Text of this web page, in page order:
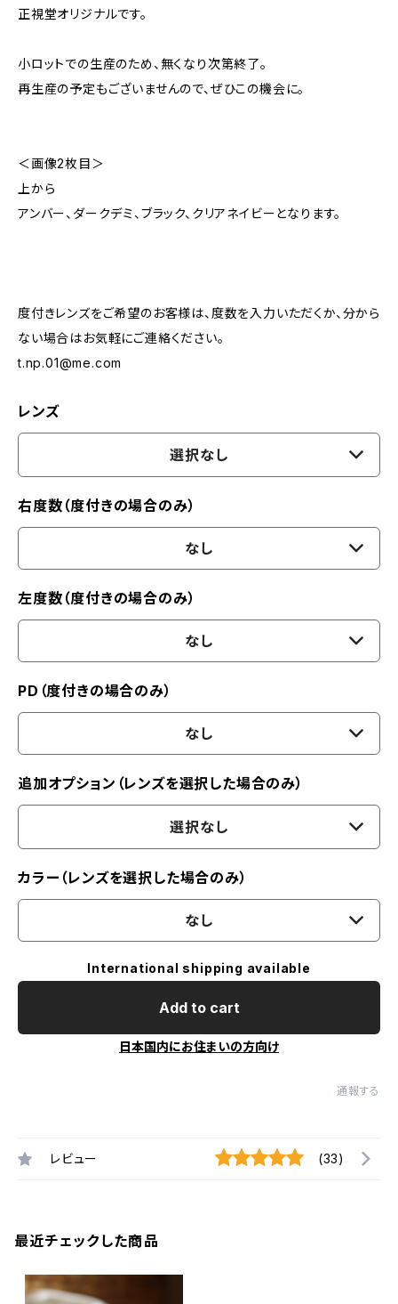
正視堂オリジナルです。
小ロットでの生産のため、無くなり次第終了。
再生産の予定もございませんので、ぜひこの機会に。
＜画像2枚目＞
上から
アンバー、ダークデミ、ブラック、クリアネイビーとなります。
度付きレンズをご希望のお客様は、度数を入力いただくか、分から
ない場合はお気軽にご連絡ください。
t.np.01@me.com
レンズ
選択なし
右度数（度付きの場合のみ）
なし
左度数（度付きの場合のみ）
なし
PD（度付きの場合のみ）
なし
追加オプション（レンズを選択した場合のみ）
選択なし
カラー（レンズを選択した場合のみ）
なし
International shipping available
Add to cart
日本国内にお住まいの方向け
通報する
レビュー (33)
最近チェックした商品